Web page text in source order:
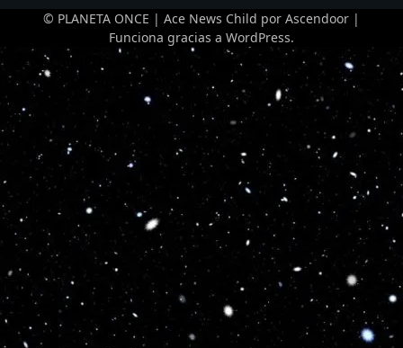
© PLANETA ONCE | Ace News Child por Ascendoor |
Funciona gracias a WordPress.
Optimized by Seraphinite Accelerator
Turns on site high speed to be attractive for people and search engines.